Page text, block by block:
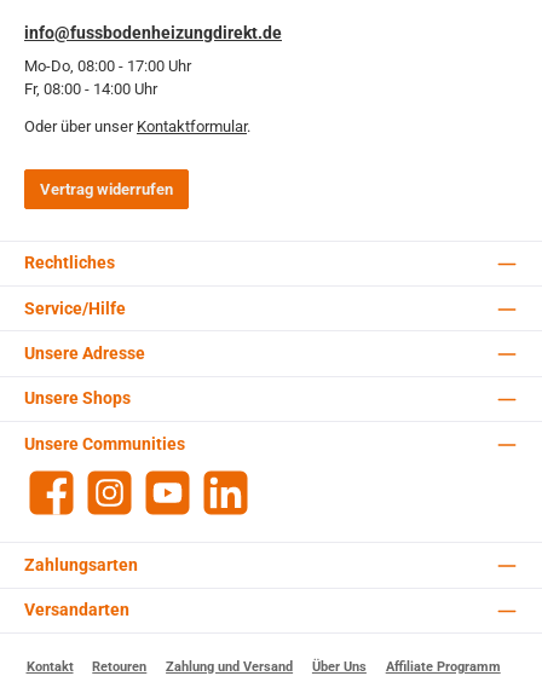
info@fussbodenheizungdirekt.de
Mo-Do, 08:00 - 17:00 Uhr
Fr, 08:00 - 14:00 Uhr
Oder über unser Kontaktformular.
Vertrag widerrufen
Rechtliches
Service/Hilfe
Zahlungsarten
Versandarten
Unsere Adresse
Unsere Communities
Facebook Instagram YouTube
Unsere Shops
Kontakt Retouren Zahlung und Versand Über Uns Affiliate Programm